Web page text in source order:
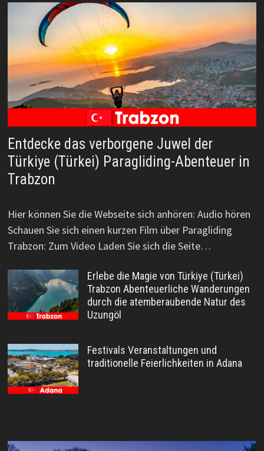
Entdecke das verborgene Juwel der
Türkiye (Türkei) Paragliding-Abenteuer in
Trabzon
Hier können Sie die Webseite sich anhören: Audio hören
Schauen Sie sich einen kurzen Film über Paragliding
Trabzon: Zum Video Laden Sie sich die Seite…
Erlebe die Magie von Türkiye (Türkei)
Trabzon Abenteuerliche Wanderungen
durch die atemberaubende Natur des
Uzungöl
Festivals Veranstaltungen und
traditionelle Feierlichkeiten in Adana